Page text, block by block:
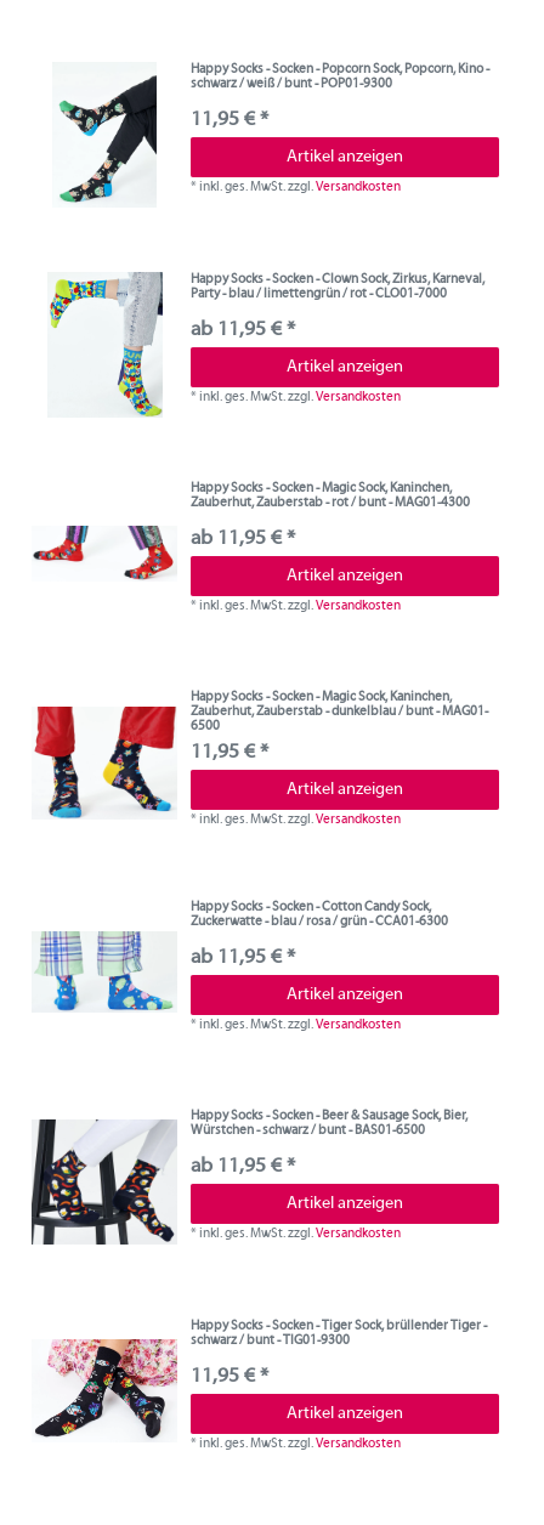
Happy Socks - Socken - Popcorn Sock, Popcorn, Kino -
schwarz / weiß / bunt - POP01-9300
11,95 € *
Artikel anzeigen
*inkl. ges. MwSt.zzgl.Versandkosten
Happy Socks - Socken - Clown Sock, Zirkus, Karneval,
Party - blau / limettengrün / rot - CLO01-7000
ab 11,95 € *
Artikel anzeigen
*inkl. ges. MwSt.zzgl.Versandkosten
Happy Socks - Socken - Magic Sock, Kaninchen,
Zauberhut, Zauberstab - rot / bunt - MAG01-4300
ab 11,95 € *
Artikel anzeigen
*inkl. ges. MwSt.zzgl.Versandkosten
Happy Socks - Socken - Magic Sock, Kaninchen,
Zauberhut, Zauberstab - dunkelblau / bunt - MAG01-
6500
11,95 € *
Artikel anzeigen
*inkl. ges. MwSt.zzgl.Versandkosten
Happy Socks - Socken - Cotton Candy Sock,
Zuckerwatte - blau / rosa / grün - CCA01-6300
ab 11,95 € *
Artikel anzeigen
*inkl. ges. MwSt.zzgl.Versandkosten
Happy Socks - Socken - Beer & Sausage Sock, Bier,
Würstchen - schwarz / bunt - BAS01-6500
ab 11,95 € *
Artikel anzeigen
*inkl. ges. MwSt.zzgl.Versandkosten
Happy Socks - Socken - Tiger Sock, brüllender Tiger -
schwarz / bunt - TIG01-9300
11,95 € *
Artikel anzeigen
*inkl. ges. MwSt.zzgl.Versandkosten